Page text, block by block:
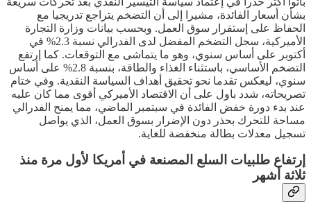
بشأن أسعار الفائدة، مشيرا إلى أن التضخم يتراجع تدريجيا مع
الحفاظ على إستقرار سوق العمل. وبحسب بيانات وزارة التجارة
الأميركية، سجل التضخم المفضل لدى الفدرالي نسبة 2.3% في
أكتوبر على أساس سنوي، وهو ما يتماشى مع التوقعات. كما إرتفع
التضخم الأساسي، باستثناء الغذاء والطاقة، بنسبة 2.8% على أساس
سنوي، ليعكس تقدما نحو تحقيق أهداف السياسة النقدية. وفي ختام
تصريحاته، شدد باول على أن الاقتصاد الأميركي أقوى مما كان عليه
عند بدء دورة خفض الفائدة في سبتمبر الماضي، مما يمنح الفدرالي
مساحة للتحرك بحذر دون الإضرار بسوق العمل، الذي يواصل
تسجيل معدلات بطالة منخفضة للغاية.
إرتفاع طلبيات السلع المصنعة في أمريكا لأول مرة منذ
ثلاثة أشهر